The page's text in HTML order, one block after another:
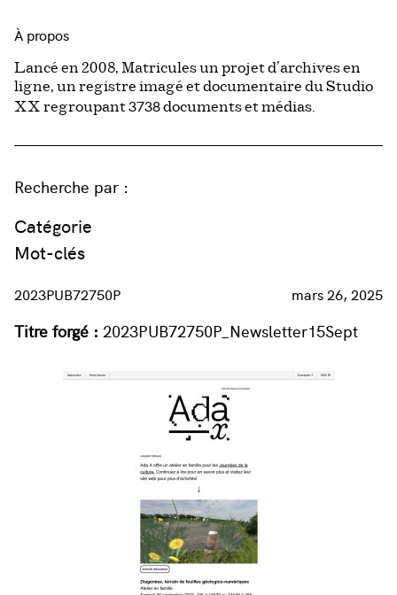
À propos
Lancé en 2008, Matricules un projet d’archives en
ligne, un registre imagé et documentaire du Studio
XX regroupant3738documents et médias.
Recherche par :
Catégorie
Mot-clés
2023PUB72750P mars 26, 2025
Titre forgé : 2023PUB72750P_Newsletter15Sept